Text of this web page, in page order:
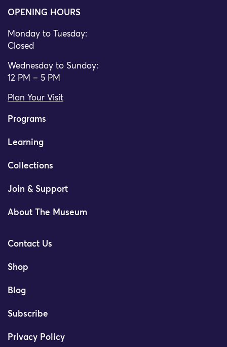
OPENING HOURS
Monday to Tuesday:
Closed
Wednesday to Sunday:
12 PM – 5 PM
Plan Your Visit
Programs
Learning
Collections
Join & Support
About The Museum
Contact Us
Shop
Blog
Subscribe
Privacy Policy